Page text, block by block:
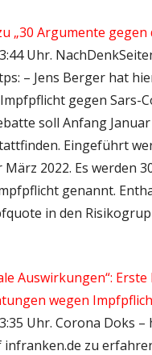
„30 Argumente gegen
Uhr.
– Jens Berger hat
gegen Sars-
soll Anfang
Eingeführt
2022. Es werden
genannt.
in den
Auswirkungen“:
wegen
Uhr. Corona Doks
infranken.de zu